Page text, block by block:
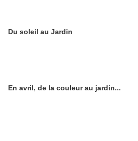
Du soleil au Jardin
En avril, de la couleur au jardin...